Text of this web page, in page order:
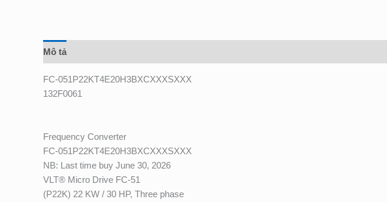
Mô tả
FC-051P22KT4E20H3BXCXXXSXXX
132F0061
Frequency Converter
FC-051P22KT4E20H3BXCXXXSXXX
NB: Last time buy June 30, 2026
VLT® Micro Drive FC-51
(P22K) 22 KW / 30 HP, Three phase